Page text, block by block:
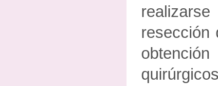
resección